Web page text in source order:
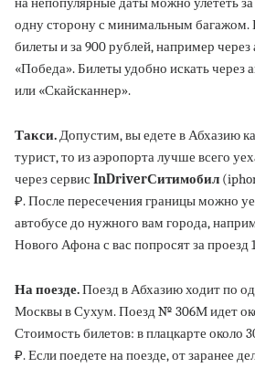
одну сторону с минимальным багажом.
билеты и за 900 рублей, например
«Победа». Билеты удобно искать через
или «Скайсканнер».
Такси.Допустим, вы едете в Абхазию
турист, то из аэропорта лучше всего
через сервис InDriverСитимобил
₽. После пересечения границы можно
автобусе до нужного вам города,
Нового Афона с вас попросят за проезд
На поезде.Поезд в Абхазию ходит по
Москвы в Сухум. Поезд № 306М идет
Стоимость билетов: в плацкарте около
₽. Если поедете на поезде, от заранее